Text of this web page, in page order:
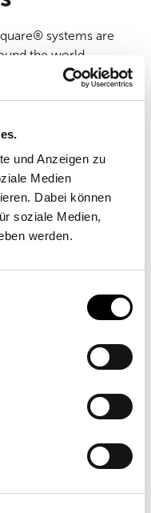
und Anzeigen zu
Medien
Dabei können
soziale Medien,
werden.
systems are
the world.